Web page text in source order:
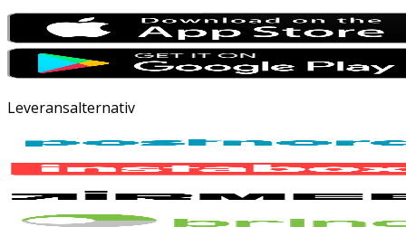
Leveransalternativ